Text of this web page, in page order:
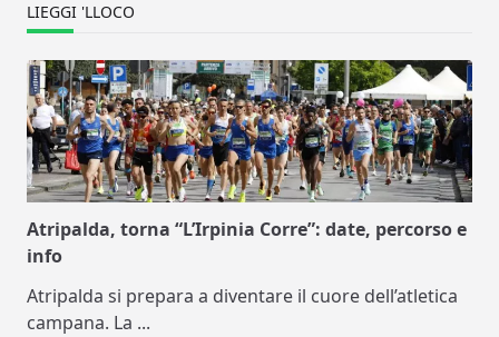
LIEGGI 'LLOCO
Atripalda, torna “L’Irpinia Corre”: date, percorso e
info
Atripalda si prepara a diventare il cuore dell’atletica
campana. La ...